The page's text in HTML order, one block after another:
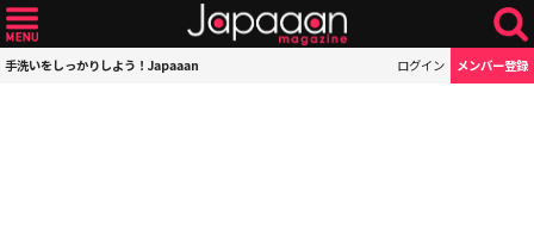
手洗いをしっかりしよう！Japaaan ログイン メンバー登録